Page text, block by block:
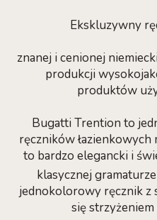
Ekskluzywny
znanej i cenionej
produkcji
produktów
Bugatti Trention to
ręczników
to bardzo elegancki i
klasycznej
jednokolorowy ręcznik z
się